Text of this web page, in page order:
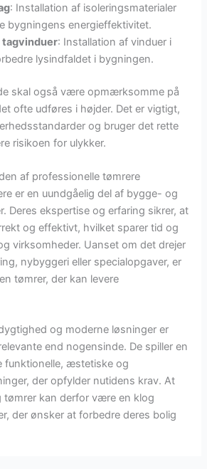
: Installation af isoleringsmaterialer
bygningens energieffektivitet.
tagvinduer: Installation af vinduer i
lysindfaldet i bygningen.
skal også være opmærksomme på
ofte udføres i højder. Det er vigtigt,
og bruger det rette
risikoen for ulykker.
af professionelle tømrere
er en uundgåelig del af bygge- og
Deres ekspertise og erfaring sikrer, at
og effektivt, hvilket sparer tid og
virksomheder. Uanset om det drejer
nybyggeri eller specialopgaver, er
tømrer, der kan levere
og moderne løsninger er
end nogensinde. De spiller en
funktionelle, æstetiske og
der opfylder nutidens krav. At
tømrer kan derfor være en klog
der ønsker at forbedre deres bolig